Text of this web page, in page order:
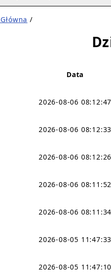
/
Data
2026-08-06 08:12:47
2026-08-06 08:12:33
2026-08-06 08:12:26
2026-08-06 08:11:52
2026-08-06 08:11:34
2026-08-05 11:47:33
2026-08-05 11:47:10